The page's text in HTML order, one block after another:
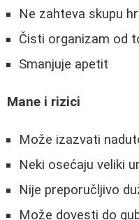
Ne zahteva skupu
Čisti organizam od
Smanjuje apetit
Mane i rizici
Može izazvati
Neki osećaju veliki
Nije preporučljivo
Može dovesti do